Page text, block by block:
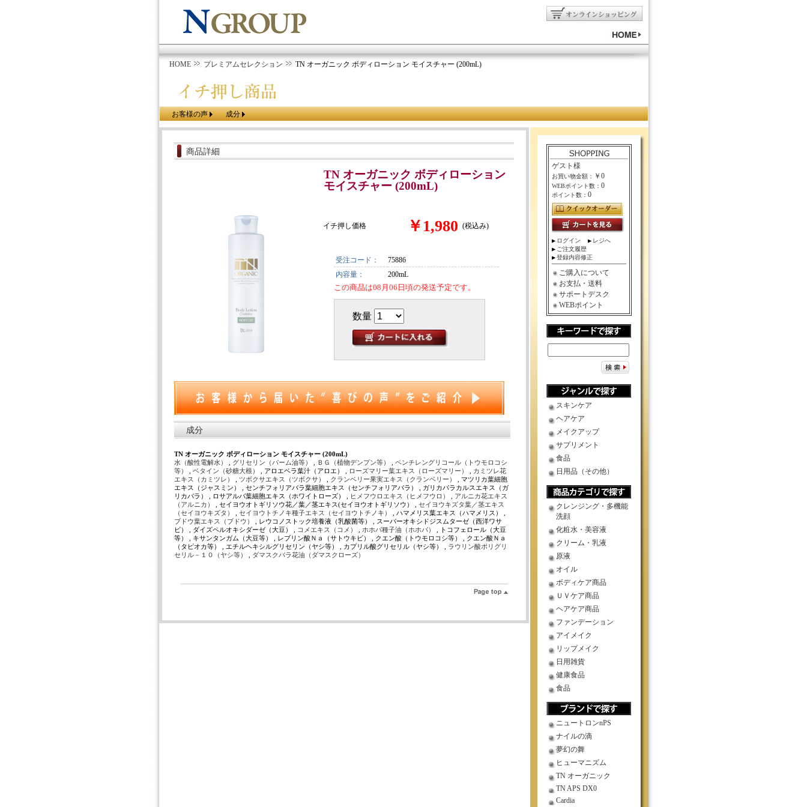
HOME プレミアムセレクション TN オーガニック ボディローション モイスチャー (200mL)
お客様の声 成分
商品詳細
TN オーガニック ボディローション
モイスチャー (200mL)
イチ押し価格 ￥1,980 (税込み)
受注コード：
75886
内容量：
200mL
この商品は08月06日頃の発送予定です。
数量
成分
TN オーガニック ボディローション モイスチャー (200mL)
水（酸性電解水）
グリセリン（パーム油等） ＢＧ（植物デンプン等）
ペンチレングリコール（トウモロコシ
等）
ベタイン（砂糖大根） , アロエベラ葉汁（アロエ） , ローズマリー葉エキス（ローズマリー）
カミツレ花
エキス（カミツレ）
ツボクサエキス（ツボクサ） クランベリー果実エキス（クランベリー）
, マツリカ葉細胞
エキス（ジャスミン） , センチフォリアバラ葉細胞エキス（センチフォリアバラ） , ガリカバラカルスエキス（ガ
リカバラ） , ロサアルバ葉細胞エキス（ホワイトローズ） ,
ヒメフウロエキス（ヒメフウロ）
アルニカ花エキス
（アルニカ）
, セイヨウオトギリソウ花／葉／茎エキス(セイヨウオトギリソウ） , セイヨウキズタ葉／茎エキス
（セイヨウキズタ）
セイヨウトチノキ種子エキス（セイヨウトチノキ）
, ハマメリス葉エキス（ハマメリス） ,
ブドウ葉エキス（ブドウ）
, レウコノストック培養液（乳酸菌等） , スーパーオキシドジスムターゼ（西洋ワサ
ビ） , ダイズペルオキシダーゼ（大豆） ,
コメエキス（コメ） ホホバ種子油（ホホバ）
, トコフェロール（大豆
等） , キサンタンガム（大豆等） , レブリン酸Ｎａ（サトウキビ） , クエン酸（トウモロコシ等） , クエン酸Ｎａ
（タピオカ等） , エチルヘキシルグリセリン（ヤシ等） , カプリル酸グリセリル（ヤシ等） ,
ラウリン酸ポリグリ
セリル－１０（ヤシ等）
ダマスクバラ花油（ダマスクローズ）
ゲスト様
お買い物金額： ￥0
WEBポイント数： 0
ポイント数： 0
ログイン
レジへ
ご注文履歴
登録内容修正
ご購入について
お支払・送料
サポートデスク
WEBポイント
スキンケア
ヘアケア
メイクアップ
サプリメント
食品
日用品（その他）
クレンジング・多機能
洗顔
化粧水・美容液
クリーム・乳液
原液
オイル
ボディケア商品
ＵＶケア商品
ヘアケア商品
ファンデーション
アイメイク
リップメイク
日用雑貨
健康食品
食品
ニュートロンnPS
ナイルの滴
夢幻の舞
ヒューマニズム
TN オーガニック
TN APS DX0
Cardia